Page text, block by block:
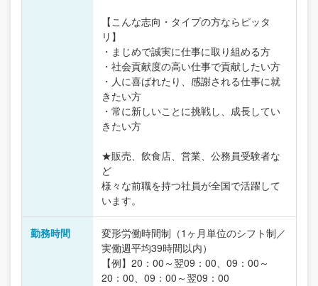
【こんな志向・タイプの方ならピッタ
リ】
・まじめで誠実に仕事に取り組める方
・社会貢献度の高い仕事で貢献したい方
・人に喜ばれたり、感謝される仕事に就
きたい方
・常に新しいことに挑戦し、成長してい
きたい方
★販売、飲食店、営業、公務員受験者な
ど
様々な前職を持つ社員が全国で活躍して
います。
勤務時間
変形労働時間制（1ヶ月単位のシフト制／
実働週平均39時間以内）
【例】20：00～翌09：00、09：00～
20：00、09：00～翌09：00